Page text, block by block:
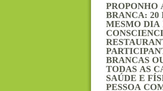
BRANCA:
MESMO DIA
BRANCAS
TODAS AS
SAÚDE E
PESSOA